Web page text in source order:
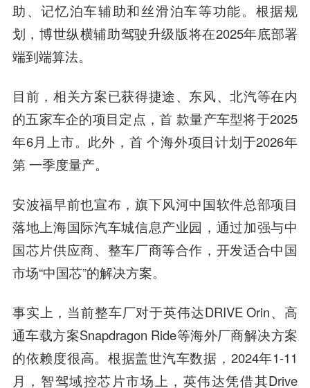
助、记忆泊车辅助和丝滑泊车等功能。根据规
划，博世纵横辅助驾驶升级版将在2025年底部署
端到端算法。
目前，相关方案已获得捷途、东风、北汽等在内
的五家车企的项目定点，首 款量产车型将于2025
年6月上市。此外，首 个海外项目计划于2026年
第 一季度量产。
安波福早前也宣布，旗下风河中国软件总部项目
落地上海国际汽车城信息产业园，通过加强与中
国芯片供应商、整车厂商等合作，开发适合中国
市场“中国芯”的解决方案。
事实上，当前整车厂对于英伟达DRIVE Orin、高
通车载方案Snapdragon Ride等海外厂商解决方案
的依赖度很高。根据盖世汽车数据，2024年1-11
月，智驾域控芯片市场上，英伟达凭借其Drive